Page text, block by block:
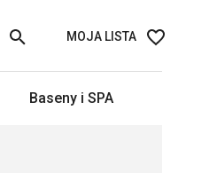
MOJA LISTA
Baseny i SPA